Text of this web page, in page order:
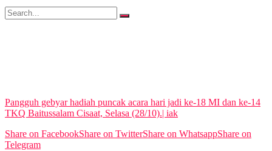
Pangguh gebyar hadiah puncak acara hari jadi ke-18 MI dan ke-14
TKQ Baitussalam Cisaat, Selasa (28/10).| iak
Share on FacebookShare on TwitterShare on WhatsappShare on
Telegram